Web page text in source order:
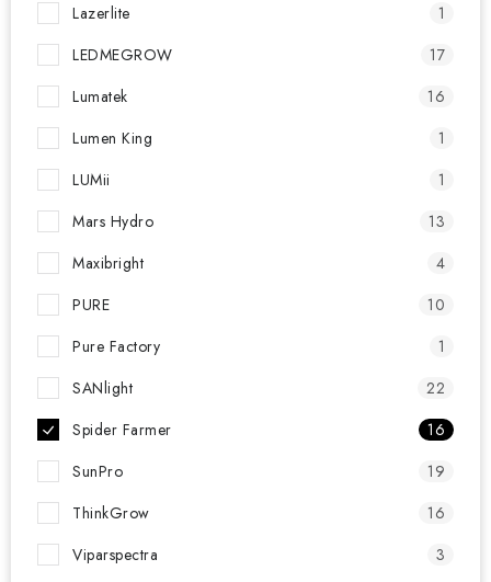
Lazerlite
1
LEDMEGROW
17
Lumatek
16
Lumen King
1
LUMii
1
Mars Hydro
13
Maxibright
4
PURE
10
Pure Factory
1
SANlight
22
Spider Farmer
16
SunPro
19
ThinkGrow
16
Viparspectra
3